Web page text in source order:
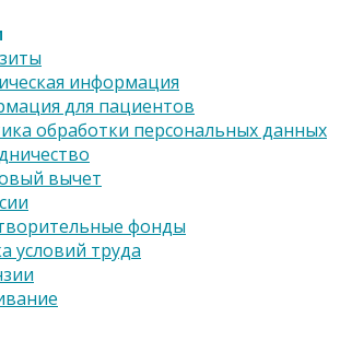
информация
для пациентов
обработки персональных данных
вычет
фонды
условий труда